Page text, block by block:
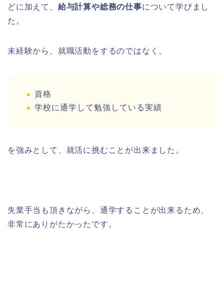
どに加えて、 給与計算や総務の仕事について学びまし
た。
未経験から、就職活動をするのではなく、
資格
学校に通学して勉強している実績
を強みとして、就活に挑むことが出来ました。
失業手当も頂きながら、通学することが出来るため、
非常にありがたかったです。